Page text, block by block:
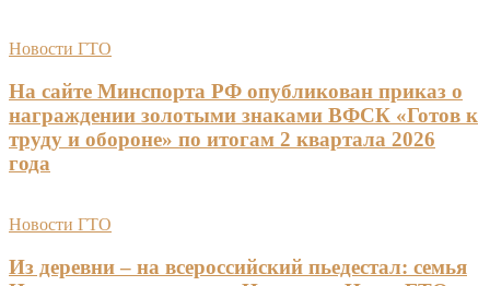
Новости ГТО
На сайте Минспорта РФ опубликован приказ о
награждении золотыми знаками ВФСК «Готов к
труду и обороне» по итогам 2 квартала 2026
года
Новости ГТО
Из деревни – на всероссийский пьедестал: семья